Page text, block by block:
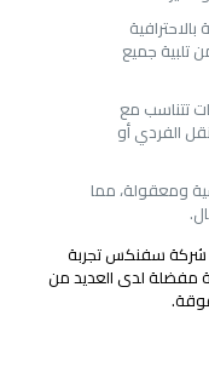
تلبية جميع
تتناسب مع
الفردي أو
ومعقولة، مما
شركة سفنكس تجربة
مفضلة لدى العديد من